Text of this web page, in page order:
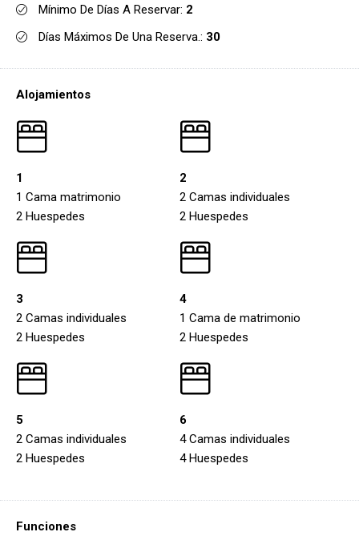
Mínimo De Días A Reservar: 2
Días Máximos De Una Reserva.: 30
Alojamientos
1
1 Cama matrimonio
2 Huespedes
2
2 Camas individuales
2 Huespedes
3
2 Camas individuales
2 Huespedes
4
1 Cama de matrimonio
2 Huespedes
5
2 Camas individuales
2 Huespedes
6
4 Camas individuales
4 Huespedes
Funciones